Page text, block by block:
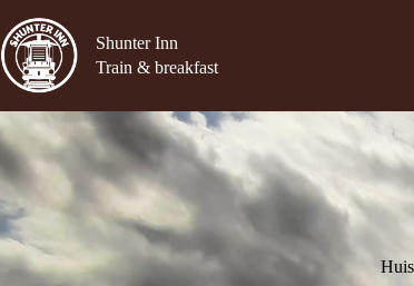
naar
de
inhoud
Shunter Inn
Train & breakfast